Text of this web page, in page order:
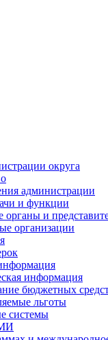
округа
администрации
и функции
органы и
организации
информация
бюджетных
льготы
системы